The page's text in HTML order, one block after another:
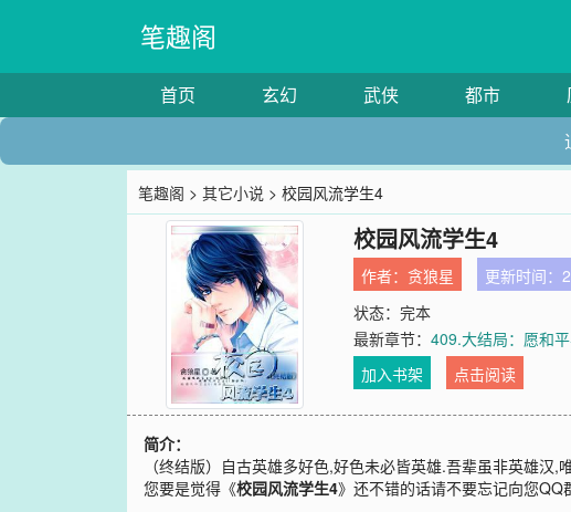
笔趣阁
首页 玄幻 武侠 都市
笔趣阁 >其它小说 > 校园风流学生4
校园风流学生4
作者：贪狼星 更新时间：
状态：完本
最新章节：409.大结局：愿和
加入书架
点击阅读
简介：
（终结版）自古英雄多好色,好色未必皆英雄.吾辈虽非英雄
您要是觉得《校园风流学生4》还不错的话请不要忘记向您QQ